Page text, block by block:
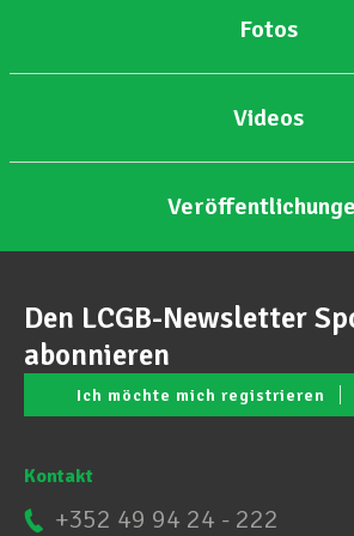
Mitglied werden
Aktuell
Fotos
Videos
Den LCGB-Newsletter
abonnieren
Ich möchte mich registrieren
Kontakt
+352 49 94 24 - 222